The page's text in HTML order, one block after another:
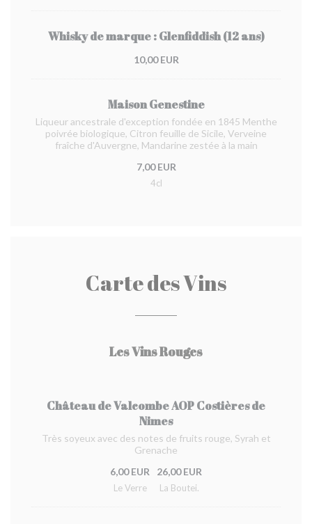
Whisky de marque : Glenfiddish (12 ans)
10,00 EUR
Maison Genestine
Liqueur ancestrale d'exception fondée en 1845 Menthe
poivrée biologique, Citron feuille de Sicile, Verveine
fraîche d'Auvergne, Mandarine zestée à la main
7,00 EUR
4cl
Carte des Vins
Les Vins Rouges
Château de Valcombe AOP Costières de
Nimes
Très soyeux avec des notes de fruits rouge, Syrah et
Grenache
6,00 EUR
Le Verre
26,00 EUR
La Boutei.